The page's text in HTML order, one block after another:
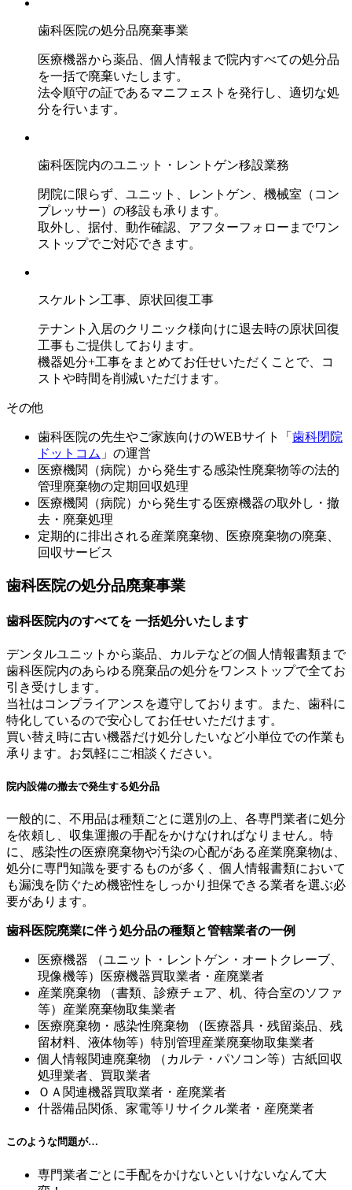
歯科医院の処分品廃棄事業
医療機器から薬品、個人情報まで院内すべての処分品
を一括で廃棄いたします。
法令順守の証であるマニフェストを発行し、適切な処
分を行います。
歯科医院内のユニット・レントゲン移設業務
閉院に限らず、ユニット、レントゲン、機械室（コン
プレッサー）の移設も承ります。
取外し、据付、動作確認、アフターフォローまでワン
ストップでご対応できます。
スケルトン工事、原状回復工事
テナント入居のクリニック様向けに退去時の原状回復
工事もご提供しております。
機器処分+工事をまとめてお任せいただくことで、コ
ストや時間を削減いただけます。
その他
歯科医院の先生やご家族向けのWEBサイト「 歯科閉院
ドットコム 」の運営
医療機関（病院）から発生する感染性廃棄物等の法的
管理廃棄物の定期回収処理
医療機関（病院）から発生する医療機器の取外し・撤
去・廃棄処理
定期的に排出される産業廃棄物、医療廃棄物の廃棄、
回収サービス
歯科医院の処分品廃棄事業
歯科医院内のすべてを 一括処分いたします
デンタルユニットから薬品、カルテなどの個人情報書類まで
歯科医院内のあらゆる廃棄品の処分をワンストップで全てお
引き受けします。
当社はコンプライアンスを遵守しております。また、歯科に
特化しているので安心してお任せいただけます。
買い替え時に古い機器だけ処分したいなど小単位での作業も
承ります。お気軽にご相談ください。
院内設備の撤去で発生する処分品
一般的に、不用品は種類ごとに選別の上、各専門業者に処分
を依頼し、収集運搬の手配をかけなければなりません。特
に、感染性の医療廃棄物や汚染の心配がある産業廃棄物は、
処分に専門知識を要するものが多く、個人情報書類において
も漏洩を防ぐため機密性をしっかり担保できる業者を選ぶ必
要があります。
歯科医院廃業に伴う処分品の種類と管轄業者の一例
医療機器 （ユニット・レントゲン・オートクレーブ、
現像機等）医療機器買取業者・産廃業者
産業廃棄物 （書類、診療チェア、机、待合室のソファ
等）産業廃棄物取集業者
医療廃棄物・感染性廃棄物 （医療器具・残留薬品、残
留材料、液体物等）特別管理産業廃棄物取集業者
個人情報関連廃棄物 （カルテ・パソコン等）古紙回収
処理業者、買取業者
ＯＡ関連機器買取業者・産廃業者
什器備品関係、家電等リサイクル業者・産廃業者
このような問題が…
専門業者ごとに手配をかけないといけないなんて大